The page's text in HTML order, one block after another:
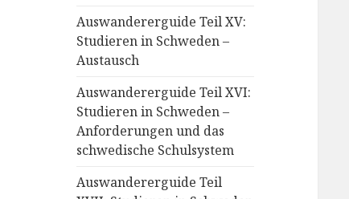
Auswandererguide Teil XV:
Studieren in Schweden –
Austausch
Auswandererguide Teil XVI:
Studieren in Schweden –
Anforderungen und das
schwedische Schulsystem
Auswandererguide Teil